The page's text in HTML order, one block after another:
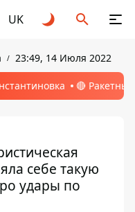
UK
23:49, 14 Июля 2022
🔴
себе такую
удары по